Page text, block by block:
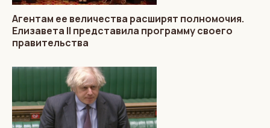
Агентам ее величества расширят полномочия.
Елизавета II представила программу своего
правительства